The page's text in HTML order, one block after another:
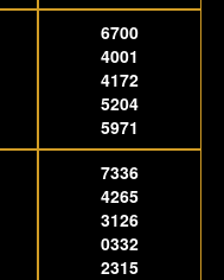
6700
4001
4172
5204
5971
7336
4265
3126
0332
2315